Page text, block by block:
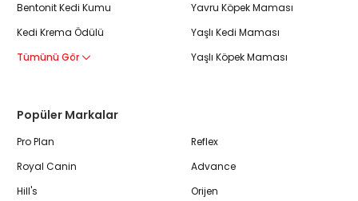
Bentonit Kedi Kumu
Kedi Krema Ödülü
Tümünü Gör
Yavru Köpek Maması
Yaşlı Kedi Maması
Yaşlı Köpek Maması
Popüler Markalar
Pro Plan
Royal Canin
Hill's
Reflex
Advance
Orijen